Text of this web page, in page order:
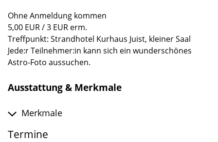
Ohne Anmeldung kommen
5,00 EUR / 3 EUR erm.
Treffpunkt: Strandhotel Kurhaus Juist, kleiner Saal
Jede:r Teilnehmer:in kann sich ein wunderschönes
Astro-Foto aussuchen.
Ausstattung & Merkmale
Merkmale
Termine